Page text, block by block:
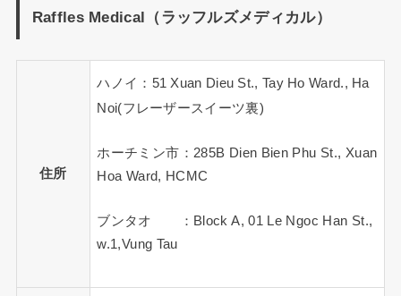
Raffles Medical（ラッフルズメディカル）
住所
ハノイ：51 Xuan Dieu St., Tay Ho Ward., Ha
Noi(フレーザースイーツ裏)
ホーチミン市：285B Dien Bien Phu St., Xuan
Hoa Ward, HCMC
ブンタオ ：Block A, 01 Le Ngoc Han St.,
w.1,Vung Tau